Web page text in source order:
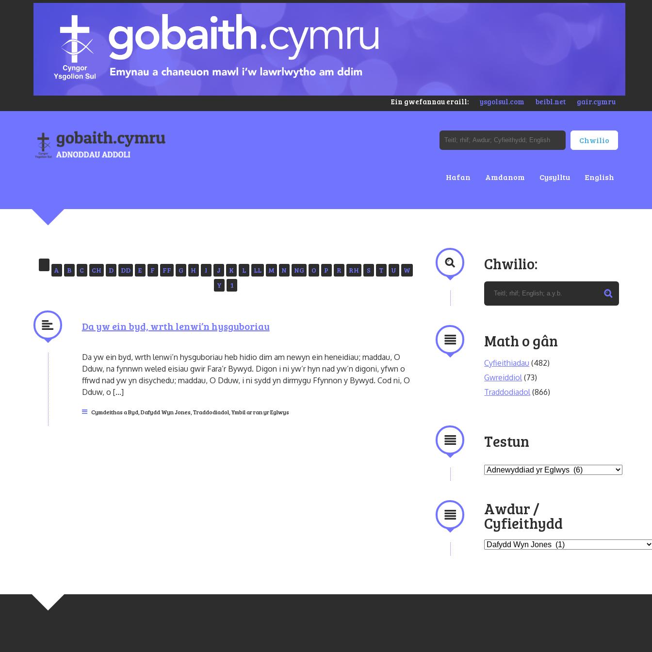
Ein gwefannau eraill: ysgolsul.com beibl.net gair.cymru
Hafan Amdanom Cysylltu English
A B C CH D DD E F FF G H I J K L LL M N NG O P R RH S T U
W
Y
1
Da yw ein byd, wrth lenwi’n hysguboriau
Da yw ein byd, wrth lenwi’n hysguboriau heb hidio dim am newyn ein heneidiau; maddau, O
Dduw, na fynnwn weled eisiau gwir Fara’r Bywyd. Digon i ni yw’r hyn nad yw’n digoni, yfwn o
ffrwd nad yw yn disychedu; maddau, O Dduw, i ni sydd yn dirmygu Ffynnon y Bywyd. Cod ni, O
Dduw, o […]
Cymdeithas a Byd, Dafydd Wyn Jones Traddodiadol, Ymbil ar ran yr Eglwys
Chwilio:
Math o gân
Cyfieithiadau (482)
Gwreiddiol (73)
Traddodiadol (866)
Testun
Awdur /
Cyfieithydd